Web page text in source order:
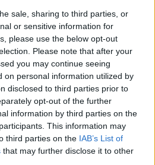
sale, sharing to third parties, or
or sensitive information for
please use the below opt-out
Please note that after your
you may continue seeing
on personal information utilized by
disclosed to third parties prior to
opt-out of the further
information by third parties on the
This information may
third parties on the IAB’s List of
that may further disclose it to other
és nagy kihívások
újonnan lekötött
97 százaléka közvetlenül az
országok kutatóinak jut,
ez az arány még csak 49
megállapodás szülessen az
és az ilyen adatok
interoperabilitási